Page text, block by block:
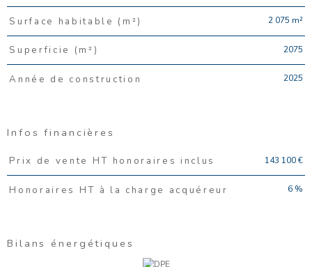
Surface habitable (m²) 2 075 m²
Superficie (m²) 2075
Année de construction 2025
Infos financières
Caractéristiques Valeurs
Prix de vente HT honoraires inclus 143 100 €
Honoraires HT à la charge acquéreur 6 %
Bilans énergétiques